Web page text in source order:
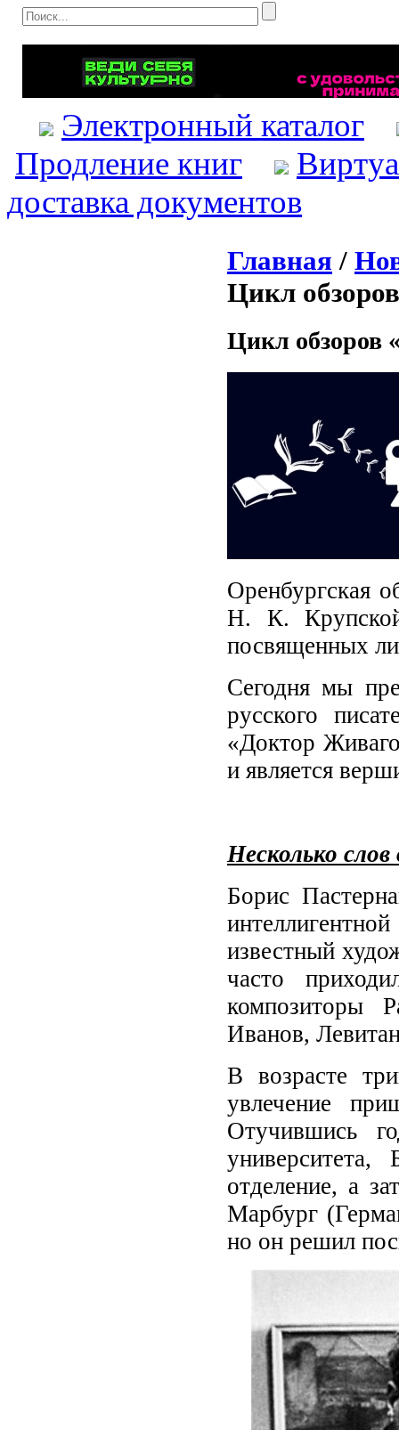
Электронный каталог
Продление книг
доставка документов
Главная /
Цикл
Цикл обзоров
Оренбургская
Н. К.
посвященных
Сегодня мы
русского
«Доктор
и является
Несколько
Борис
известный
часто
композиторы
Иванов,
В возрасте
увлечение
Отучившись
отделение, а
Марбург
но он решил